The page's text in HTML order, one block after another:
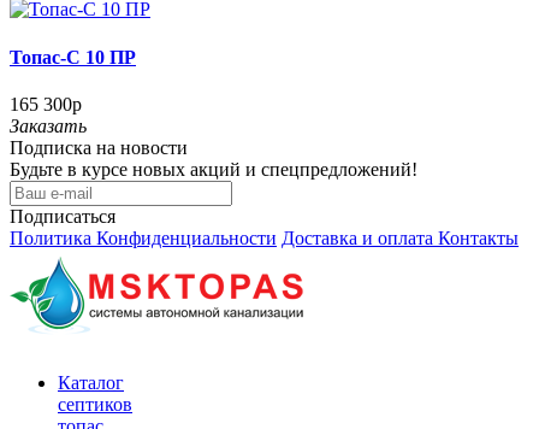
Топас-С 10 ПР
165 300р
Заказать
Подписка на новости
Будьте в курсе новых акций и спецпредложений!
Подписаться
Политика Конфиденциальности Доставка и оплата Контакты
Каталог
септиков